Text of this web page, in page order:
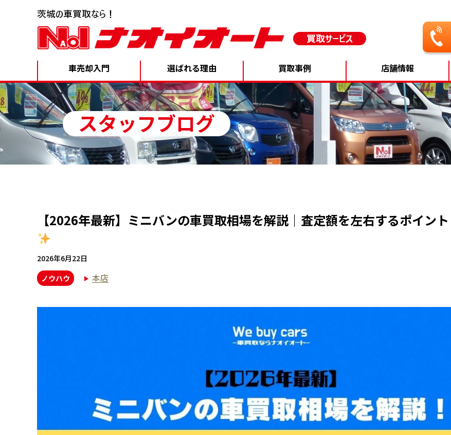
車売却入門 選ばれる理由 買取事例 店舗情報
スタッフブログ
【2026年最新】ミニバンの車買取相場を解説｜査定額を左右するポイン
2026年6月22日
ノウハウ
本店